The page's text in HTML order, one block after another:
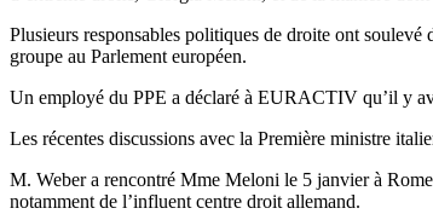
Plusieurs responsables politiques de droite ont
groupe au Parlement européen.
Un employé du PPE a déclaré à EURACTIV qu’il y
Les récentes discussions avec la Première ministre
M. Weber a rencontré Mme Meloni le 5 janvier à
notamment de l’influent centre droit allemand.